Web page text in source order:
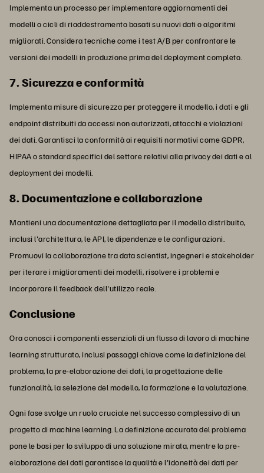
Implementa un processo per implementare aggiornamenti dei
modelli o cicli di riaddestramento basati su nuovi dati o algoritmi
migliorati. Considera tecniche come i test A/B per confrontare le
versioni dei modelli in produzione prima del deployment completo.
7. Sicurezza e conformità
Implementa misure di sicurezza per proteggere il modello, i dati e gli
endpoint distribuiti da accessi non autorizzati, attacchi e violazioni
dei dati. Garantisci la conformità ai requisiti normativi come GDPR,
HIPAA o standard specifici del settore relativi alla privacy dei dati e al
deployment dei modelli.
8. Documentazione e collaborazione
Mantieni una documentazione dettagliata per il modello distribuito,
inclusi l'architettura, le API, le dipendenze e le configurazioni.
Promuovi la collaborazione tra data scientist, ingegneri e stakeholder
per iterare i miglioramenti dei modelli, risolvere i problemi e
incorporare il feedback dell'utilizzo reale.
Conclusione
Ora conosci i componenti essenziali di un flusso di lavoro di machine
learning strutturato, inclusi passaggi chiave come la definizione del
problema, la pre-elaborazione dei dati, la progettazione delle
funzionalità, la selezione del modello, la formazione e la valutazione.
Ogni fase svolge un ruolo cruciale nel successo complessivo di un
progetto di machine learning. La definizione accurata del problema
pone le basi per lo sviluppo di una soluzione mirata, mentre la pre-
elaborazione dei dati garantisce la qualità e l'idoneità dei dati per